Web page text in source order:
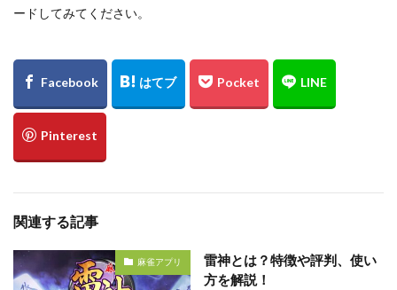
ードしてみてください。
関連する記事
麻雀アプリ
雷神とは？特徴や評判、使い
方を解説！